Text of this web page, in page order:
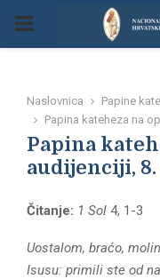
P
M
A
R
Naslovnica
Papine
Papina kateheza na
Papina
audijenciji,
Čitanje: 1 Sol 4, 1-3
Uostalom, braćo,
Isusu: primili ste od